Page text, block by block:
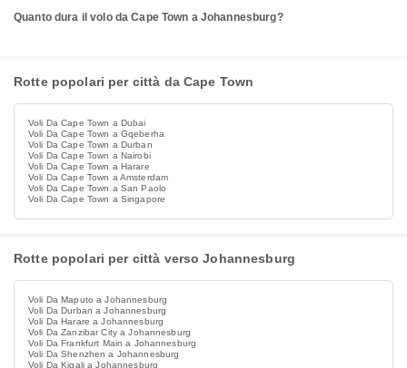
Quanto dura il volo da Cape Town a Johannesburg?
Rotte popolari per città da Cape Town
Voli Da Cape Town a Dubai
Voli Da Cape Town a Gqeberha
Voli Da Cape Town a Durban
Voli Da Cape Town a Nairobi
Voli Da Cape Town a Harare
Voli Da Cape Town a Amsterdam
Voli Da Cape Town a San Paolo
Voli Da Cape Town a Singapore
Rotte popolari per città verso Johannesburg
Voli Da Maputo a Johannesburg
Voli Da Durban a Johannesburg
Voli Da Harare a Johannesburg
Voli Da Zanzibar City a Johannesburg
Voli Da Frankfurt Main a Johannesburg
Voli Da Shenzhen a Johannesburg
Voli Da Kigali a Johannesburg